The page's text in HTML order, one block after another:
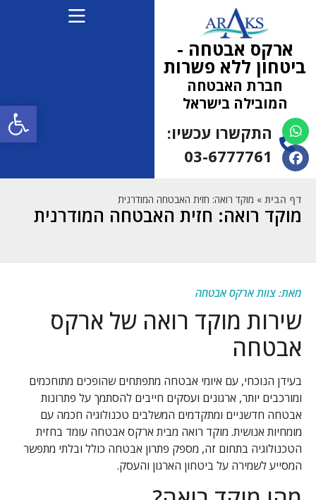
ארקס אבטחה -
ביטחון ללא פשרות
חברת האבטחה
המובילה בישראל
התקשרו עכשיו:
03-6777761
(למחפשי עבודה 052-
דף הבית » מוקד רואה: חזית האבטחה המודרנית
מוקד רואה: חזית האבטחה המודרנית
מאת: צוות ארקס אבטחה
שירות מוקד רואה של ארקס
אבטחה
בעידן הנוכחי, עם איומי אבטחה מתפתחים שהופכים מתוחכמים
ומורכבים יותר, ארגונים ועסקים חייבים להסתמך על פתרונות
אבטחה חדשניים ומתקדמים המשלבים טכנולוגיה חכמה עם
מומחיות אנושית. מוקד רואה מבית ארקס אבטחה עומד בחזית
הטכנולוגיה בתחום זה, מספק פתרון אבטחה כולל ובלתי מתפשר
המסייע לשמירה על ביטחון הארגון והעסק.